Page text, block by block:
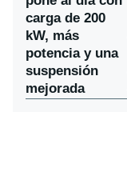
carga de 200
kW, más
potencia y una
suspensión
mejorada